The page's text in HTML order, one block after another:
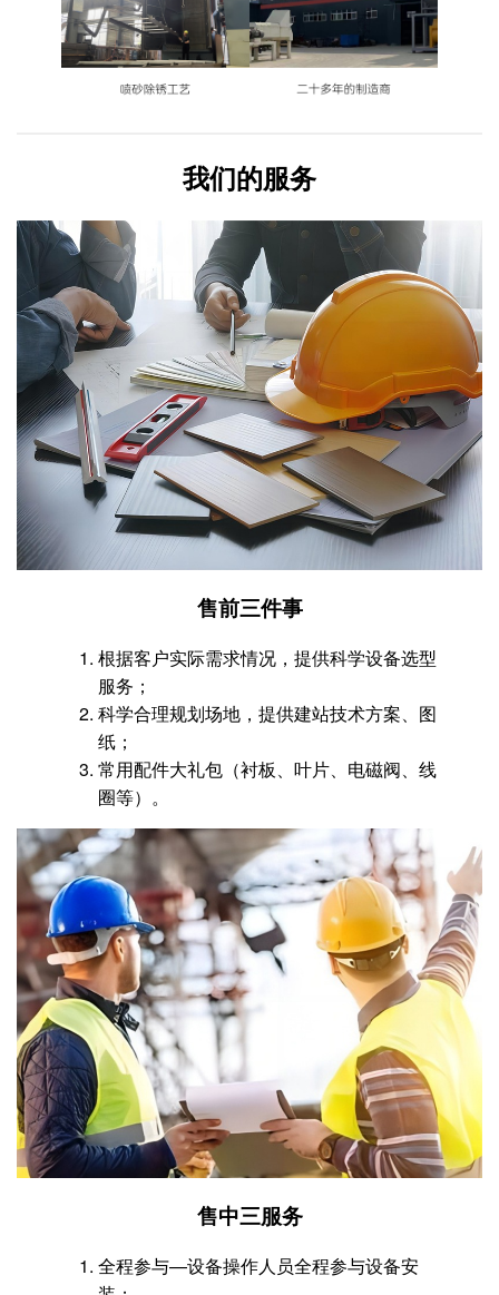
我们的服务
售前三件事
根据客户实际需求情况，提供科学设备选型
服务；
科学合理规划场地，提供建站技术方案、图
纸；
常用配件大礼包（衬板、叶片、电磁阀、线
圈等）。
售中三服务
全程参与—设备操作人员全程参与设备安